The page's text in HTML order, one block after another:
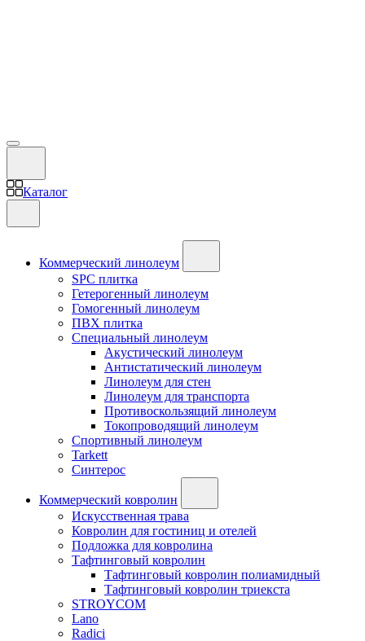
Каталог
Коммерческий линолеум
SPC плитка
Гетерогенный линолеум
Гомогенный линолеум
ПВХ плитка
Специальный линолеум
Акустический линолеум
Антистатический линолеум
Линолеум для стен
Линолеум для транспорта
Противоскользящий линолеум
Токопроводящий линолеум
Спортивный линолеум
Tarkett
Синтерос
Коммерческий ковролин
Искусственная трава
Ковролин для гостиниц и отелей
Подложка для ковролина
Тафтинговый ковролин
Тафтинговый ковролин полиамидный
Тафтинговый ковролин триекста
STROYCOM
Lano
Radici